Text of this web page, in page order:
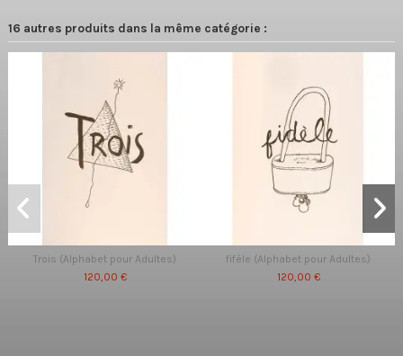
16 autres produits dans la même catégorie :
Trois (Alphabet pour Adultes)
120,00 €
fifèle (Alphabet pour Adultes)
120,00 €